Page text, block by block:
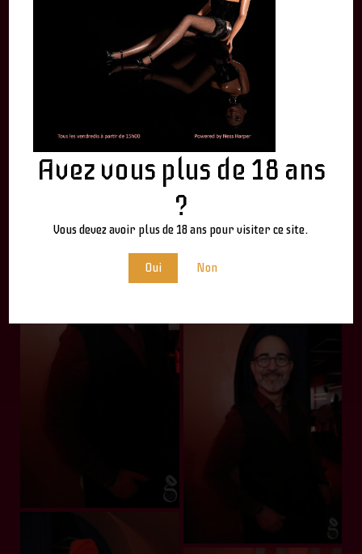
Avez vous plus de 18 ans
?
Vous devez avoir plus de 18 ans pour visiter ce site.
Oui Non